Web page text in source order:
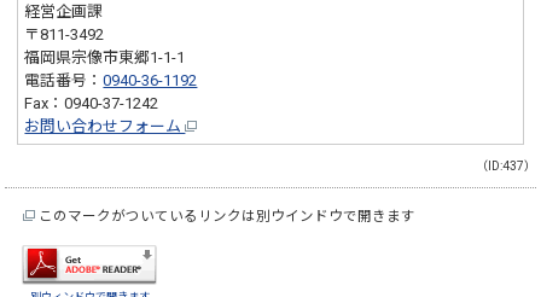
経営企画課
〒811-3492
福岡県宗像市東郷1-1-1
電話番号：0940-36-1192
Fax：0940-37-1242
お問い合わせフォーム
（ID:437）
このマークがついているリンクは別ウインドウで開きます